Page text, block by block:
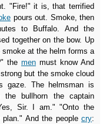
"Fire!" it is, that terrified
pours out. Smoke, then
to Buffalo. And the
together on the bow. Up
at the helm forms a
the men must know And
but the smoke cloud
gaze. The helmsman is
bullhorn the captain
Sir. I am." "Onto the
And the people cry: